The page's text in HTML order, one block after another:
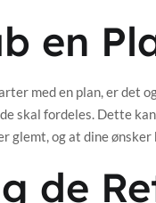
en
med en plan, er det
skal fordeles. Dette
glemt, og at dine
de